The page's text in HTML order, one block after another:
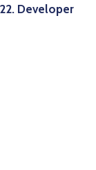
Developer